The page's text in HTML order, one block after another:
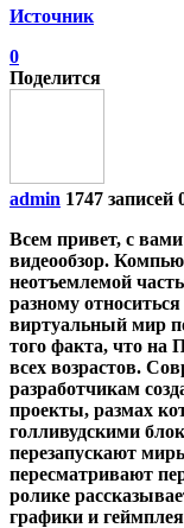
Источник
0
Поделится
admin 1747 записей
Всем привет, с
видеообзор.
неотъемлемой
разному
виртуальный мир
того факта, что
всех возрастов.
разработчикам
проекты, размах
голливудскими
перезапускают
пересматривают
ролике
графики и